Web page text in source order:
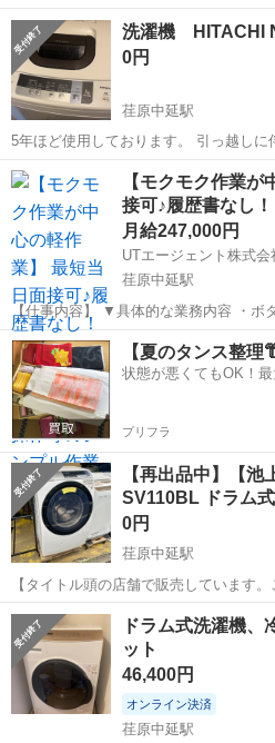
す。 大きな傷や汚れ等は無いかと思い
ない方にお譲りできたら幸いです。 2/22（土）にお引き渡し希望で
す。 よろしくお願いいたします。
東京 品川区 荏原中延駅
洗濯機 HITACHI
0円
荏原中延駅
5年ほど使用しております。 引っ越しに
す。 大きな傷や汚れ等は無いかと思いますが、細かい箇所が気になら
ない方にお譲りできたら幸いです。 2/22（土）にお引き渡し希望で
す。 よろしくお願いいたします。
東京 荏原中延駅 生活
【モクモク作業
接可♪履歴書なし
月給247,000円
UTエージェント株式会
荏原中延駅
【仕事内容】 ▼具体的な業務内容 ・ボタンを押すだけのマシン操作
・製品にキズがないかコツコツチェックする検査 ・手の
製品組み立て ・できあがった製品の梱包、ラベル貼り ・材料の取り出
し、ピッキング作...
東京 品川区 荏原中延駅 建
【夏のタンス整理
状態が悪くてもOK！
プリフラ
【再出品中】【
SV110BL ドラム
0円
荏原中延駅
【タイトル頭の店舗で販売しています
えにお気を付け下さい！】 □◆□◆□◆□◆□◆□◆□◆□◆□ 販売・買取
東京 大田区 荏原中延駅 生
ドラム式洗濯機、
ット
46,400円
オンライン決済
荏原中延駅